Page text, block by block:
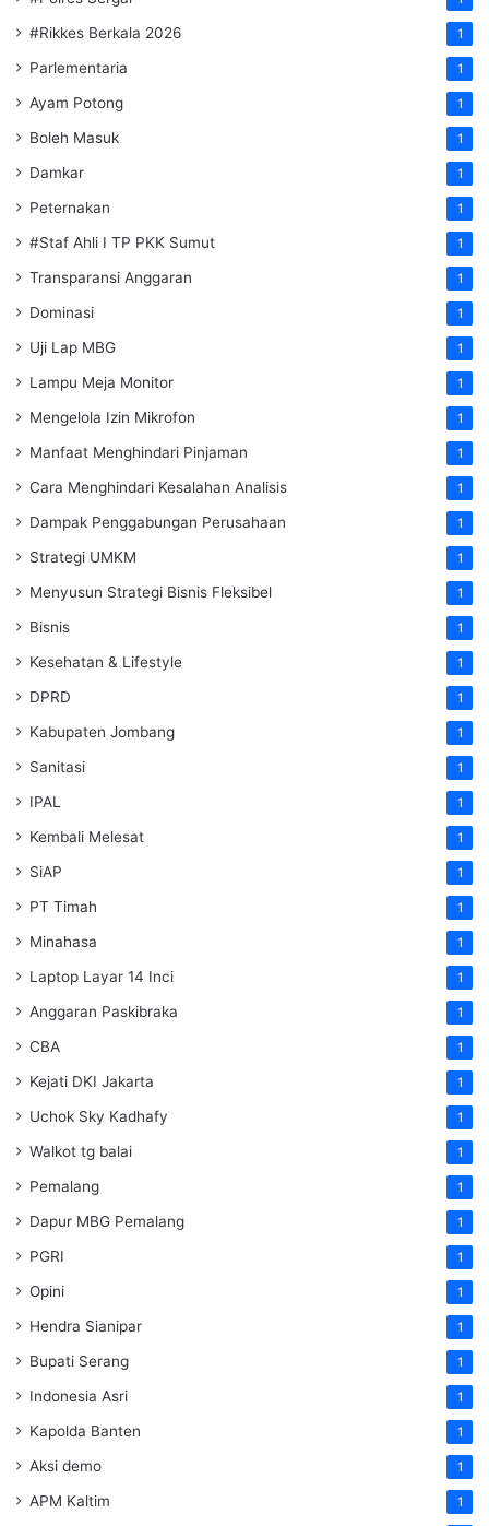
#Rikkes Berkala 2026 1
Parlementaria 1
Ayam Potong 1
Boleh Masuk 1
Damkar 1
Peternakan 1
#Staf Ahli I TP PKK Sumut 1
Transparansi Anggaran 1
Dominasi 1
Uji Lap MBG 1
Lampu Meja Monitor 1
Mengelola Izin Mikrofon 1
Manfaat Menghindari Pinjaman 1
Cara Menghindari Kesalahan Analisis 1
Dampak Penggabungan Perusahaan 1
Strategi UMKM 1
Menyusun Strategi Bisnis Fleksibel 1
Bisnis 1
Kesehatan & Lifestyle 1
DPRD 1
Kabupaten Jombang 1
Sanitasi 1
IPAL 1
Kembali Melesat 1
SiAP 1
PT Timah 1
Minahasa 1
Laptop Layar 14 Inci 1
Anggaran Paskibraka 1
CBA 1
Kejati DKI Jakarta 1
Uchok Sky Kadhafy 1
Walkot tg balai 1
Pemalang 1
Dapur MBG Pemalang 1
PGRI 1
Opini 1
Hendra Sianipar 1
Bupati Serang 1
Indonesia Asri 1
Kapolda Banten 1
Aksi demo 1
APM Kaltim 1